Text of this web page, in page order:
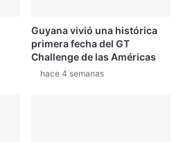
Guyana vivió una histórica
primera fecha del GT
Challenge de las Américas
hace 4 semanas